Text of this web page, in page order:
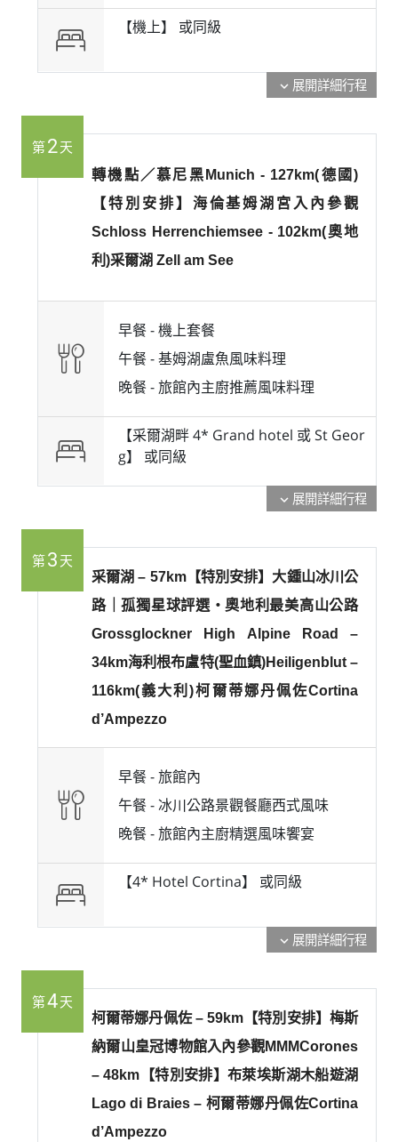
【機上】 或同級
expand_more 展開詳細行程
第2天
轉機點／慕尼黑Munich - 127km(德國)
【特別安排】海倫基姆湖宮入內參觀
Schloss Herrenchiemsee - 102km(奧地
利)采爾湖 Zell am See
早餐 -機上套餐
午餐 -基姆湖盧魚風味料理
晚餐 -旅館內主廚推薦風味料理
【采爾湖畔 4* Grand hotel 或 St Geor
g】 或同級
expand_more 展開詳細行程
第3 天
采爾湖 – 57km【特別安排】大鍾山冰川公
路｜孤獨星球評選・奧地利最美高山公路
Grossglockner High Alpine Road –
34km海利根布盧特(聖血鎮)Heiligenblut –
116km(義大利)柯爾蒂娜丹佩佐Cortina
d’Ampezzo
早餐 -旅館內
午餐 -冰川公路景觀餐廳西式風味
晚餐 -旅館內主廚精選風味饗宴
【4* Hotel Cortina】 或同級
expand_more 展開詳細行程
第4天
柯爾蒂娜丹佩佐 – 59km【特別安排】梅斯
納爾山皇冠博物館入內參觀MMMCorones
– 48km【特別安排】布萊埃斯湖木船遊湖
Lago di Braies – 柯爾蒂娜丹佩佐Cortina
d’Ampezzo